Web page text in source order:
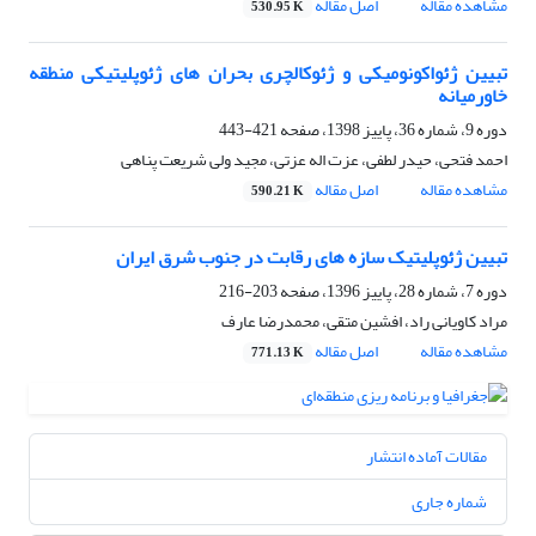
530.95 K
تبیین ژئواکونومیکی و ژئوکالچری بحران های ژئوپلیتیکی منطقه
خاورمیانه
دوره 9، شماره 36، پاییز 1398، صفحه
421-443
احمد فتحی، حیدر لطفی، عزت اله عزتی، مجید ولی شریعت پناهی
مشاهده مقاله
اصل مقاله 590.21 K
تبیین ژئوپلیتیک سازه های رقابت در جنوب شرق ایران
دوره 7، شماره 28، پاییز 1396، صفحه
203-216
مراد کاویانی راد، افشین متقی، محمدرضا عارف
مشاهده مقاله
اصل مقاله 771.13 K
مقالات آماده انتشار
شماره جاری